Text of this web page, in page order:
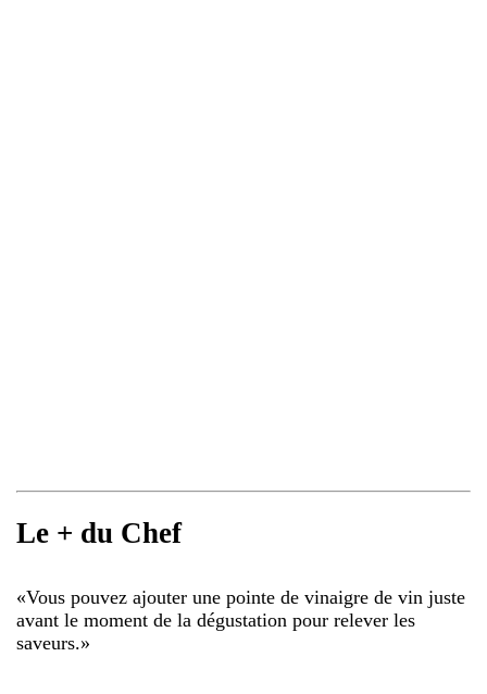
Le + du Chef
«Vous pouvez ajouter une pointe de vinaigre de vin juste
avant le moment de la dégustation pour relever les
saveurs.»